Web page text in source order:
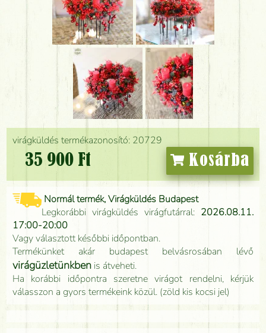
virágküldés termékazonosító: 20729
35 900 Ft Kosárba
Normál termék, Virágküldés Budapest
Legkorábbi virágküldés virágfutárral: 2026.08.11.
17:00-20:00
Vagy választott későbbi időpontban.
Termékünket akár budapest belvásrosában lévő
virágüzletünkben is átveheti.
Ha korábbi időpontra szeretne virágot rendelni, kérjük
válasszon a gyors termékeink közül. (zöld kis kocsi jel)